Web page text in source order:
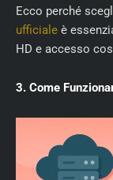
Ecco perché
ufficiale è
HD e accesso
3. Come